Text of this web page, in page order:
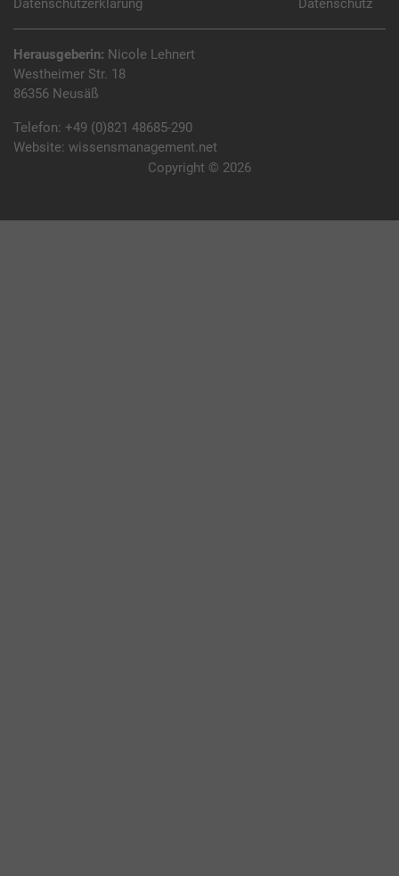
Datenschutzerklärung
Datenschutz
Herausgeberin: Nicole Lehnert
Westheimer Str. 18
86356 Neusäß
Telefon: +49 (0)821 48685-290
Website: wissensmanagement.net
Copyright © 2026